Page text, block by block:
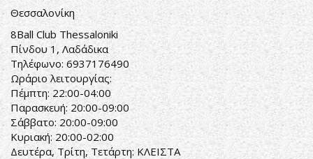
Θεσσαλονίκη
8Ball Club Thessaloniki
Πίνδου 1, Λαδάδικα
Τηλέφωνο: 6937176490
Ωράριο λειτουργίας:
Πέμπτη: 22:00-04:00
Παρασκευή: 20:00-09:00
Σάββατο: 20:00-09:00
Κυριακή: 20:00-02:00
Δευτέρα, Τρίτη, Τετάρτη: ΚΛΕΙΣΤΑ